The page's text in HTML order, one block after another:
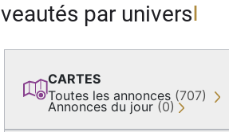
par univers
CARTES
Toutes les annonces (707)
Annonces du jour (0)